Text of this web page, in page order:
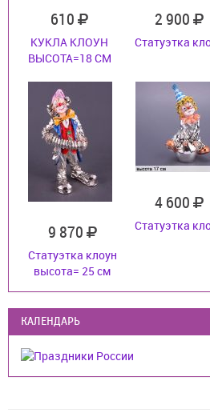
610
КУКЛА КЛОУН
ВЫСОТА=18 СМ
2 900
Статуэтка
9 870
Статуэтка клоун
высота= 25 см
4 600
Статуэтка
КАЛЕНДАРЬ